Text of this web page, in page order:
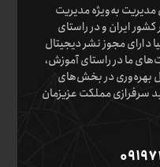
مدیریت به‌ویژه مدیریت
کشور ایران و در راستای
دارای مجوز نشر دیجیتال
ما در راستای آموزش،
بهره‌وری در بخش‌های
سرفرازی مملکت عزیزمان